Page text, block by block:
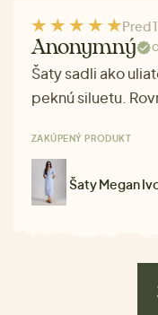
Pred
Anonymný
Šaty sadli ako
peknú siluetu.
ZAKÚPENÝ PRODUKT
Šaty Megan